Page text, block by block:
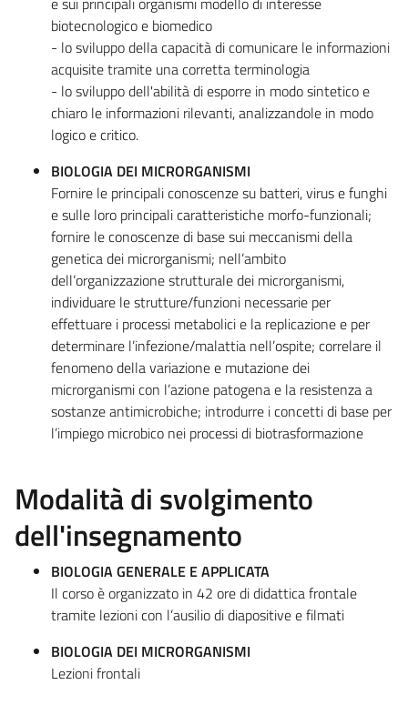
biotecnologico e biomedico
- lo sviluppo della capacità di comunicare le informazioni
acquisite tramite una corretta terminologia
- lo sviluppo dell'abilità di esporre in modo sintetico e
chiaro le informazioni rilevanti, analizzandole in modo
logico e critico.
BIOLOGIA DEI MICRORGANISMI
Fornire le principali conoscenze su batteri, virus e funghi
e sulle loro principali caratteristiche morfo-funzionali;
fornire le conoscenze di base sui meccanismi della
genetica dei microrganismi; nell’ambito
dell’organizzazione strutturale dei microrganismi,
individuare le strutture/funzioni necessarie per
effettuare i processi metabolici e la replicazione e per
determinare l’infezione/malattia nell’ospite; correlare il
fenomeno della variazione e mutazione dei
microrganismi con l’azione patogena e la resistenza a
sostanze antimicrobiche; introdurre i concetti di base per
l’impiego microbico nei processi di biotrasformazione
Modalità di svolgimento
dell'insegnamento
BIOLOGIA GENERALE E APPLICATA
Il corso è organizzato in 42 ore di didattica frontale
tramite lezioni con l’ausilio di diapositive e filmati
BIOLOGIA DEI MICRORGANISMI
Lezioni frontali